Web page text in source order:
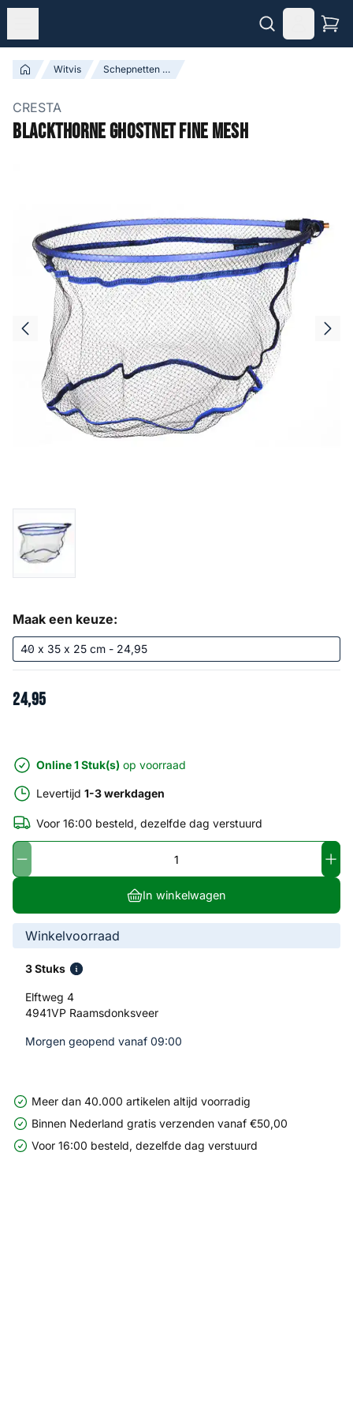
Witvis Schepnetten & Schepnetstelen
CRESTA
Blackthorne Ghostnet Fine Mesh
Maak een keuze:
24,95
Online 1 Stuk(s) op voorraad
Levertijd 1-3 werkdagen
Voor 16:00 besteld, dezelfde dag verstuurd
In winkelwagen
Winkelvoorraad
3 Stuks
Elftweg 4
4941VP Raamsdonksveer
Morgen geopend vanaf 09:00
Meer dan 40.000 artikelen altijd voorradig
Binnen Nederland gratis verzenden vanaf €50,00
Voor 16:00 besteld, dezelfde dag verstuurd